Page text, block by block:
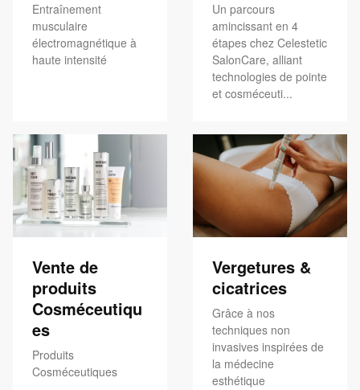
Entraînement
musculaire
électromagnétique à
haute intensité
Un parcours
amincissant en 4
étapes chez Celestetic
SalonCare, alliant
technologies de pointe
et cosméceuti...
Vente de
produits
Cosméceutiqu
es
Produits
Cosméceutiques
Vergetures &
cicatrices
Grâce à nos
techniques non
invasives inspirées de
la médecine
esthétique